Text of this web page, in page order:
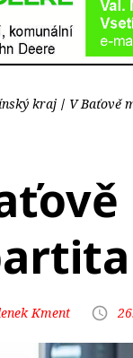
kraj V Baťově
Kment